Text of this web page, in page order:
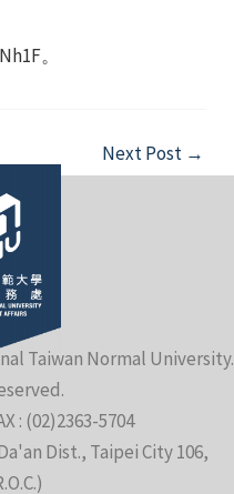
。
Next Post →
Taiwan Normal University.
: (02)2363-5704
Dist., Taipei City 106,